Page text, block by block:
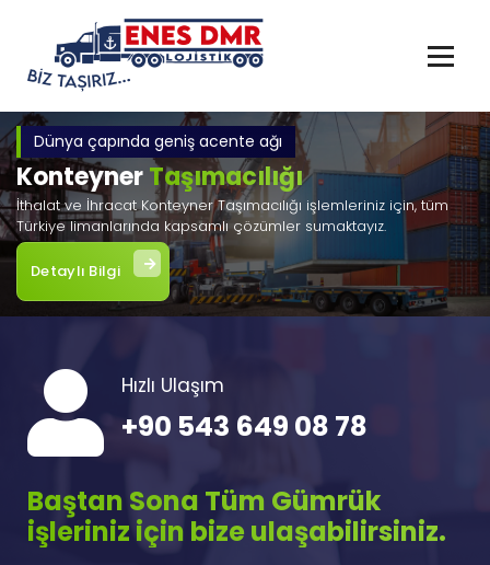
Dünya çapında geniş acente ağı
KonteynerTaşımacılığı
İthalat ve İhracat Konteyner Taşımacılığı işlemleriniz için, tüm
Türkiye limanlarında kapsamlı çözümler sumaktayız.
Detaylı Bilgi
Hızlı Ulaşım
+90 543 649 08 78
Baştan Sona Tüm Gümrük
işleriniz için bize ulaşabilirsiniz.